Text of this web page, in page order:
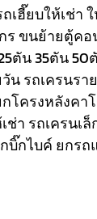
เฮี๊ยบให้เช่
ร ขนย้ายตู้ค
ตัน 35ตัน
น รถเครนร
โครงหลังคา
ช่า รถเครนเ
บิ๊กไบค์ ยกร